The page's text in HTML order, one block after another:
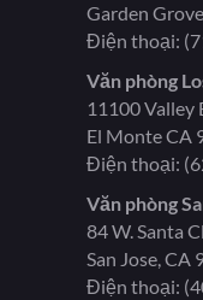
Garden
Điện thoại:
Văn phòng
11100 Valley
El Monte CA
Điện thoại:
Văn phòng
84 W. Santa
San Jose, CA
Điện thoại: